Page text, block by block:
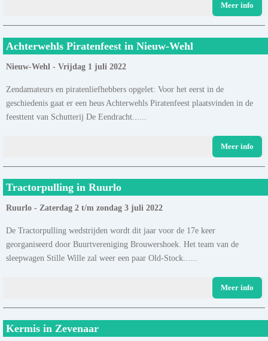
Meer info
Achterwehls Piratenfeest in Nieuw-Wehl
Nieuw-Wehl - Vrijdag 1 juli 2022
Zendamateurs en piratenliefhebbers opgelet: Voor het eerst in de
geschiedenis gaat er een heus Achterwehls Piratenfeest plaatsvinden in de
feesttent van Schutterij De Eendracht......
Meer info
Tractorpulling in Ruurlo
Ruurlo - Zaterdag 2 t/m zondag 3 juli 2022
De Tractorpulling wedstrijden wordt dit jaar voor de 17e keer
georganiseerd door Buurtvereniging Brouwershoek. Het team van de
sleepwagen Stille Wille zal weer een paar Old-Stock......
Meer info
Kermis in Zevenaar